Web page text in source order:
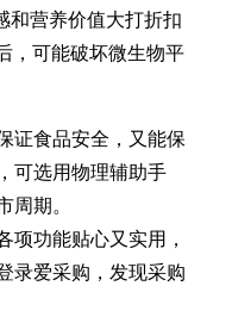
和营养价值大打折扣
，可能破坏微生物平
证食品安全，又能保
可选用物理辅助手
周期。
项功能贴心又实用，
录爱采购，发现采购